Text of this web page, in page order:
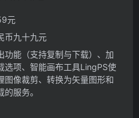
元
币九十九元
功能（支持复制与下载）、加
选项、智能画布工具LingPS使
图像裁剪、转换为矢量图形和
服务。